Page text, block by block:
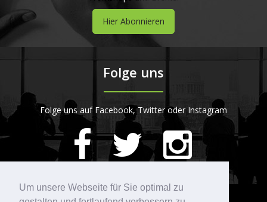
Um unsere Webseite für Sie optimal zu
Hier Abonnieren
Folge uns
Folge uns auf Facebook, Twitter oder Instagram
420Bewertungen auf ProvenExpert.com